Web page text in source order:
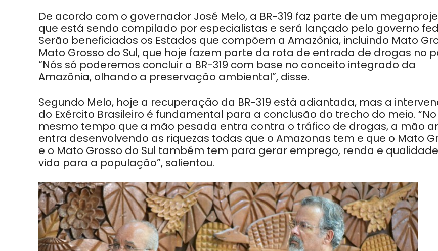
De acordo com o governador José Melo, a BR-319 faz parte de um
que está sendo compilado por especialistas e será lançado pelo governo
Serão beneficiados os Estados que compõem a Amazônia, incluindo Mato
Mato Grosso do Sul, que hoje fazem parte da rota de entrada de drogas no
“Nós só poderemos concluir a BR-319 com base no conceito integrado da
Amazônia, olhando a preservação ambiental”, disse.
Segundo Melo, hoje a recuperação da BR-319 está adiantada, mas a
do Exército Brasileiro é fundamental para a conclusão do trecho do meio. “No
mesmo tempo que a mão pesada entra contra o tráfico de drogas, a mão
entra desenvolvendo as riquezas todas que o Amazonas tem e que o Mato
e o Mato Grosso do Sul também tem para gerar emprego, renda e
vida para a população”, salientou.